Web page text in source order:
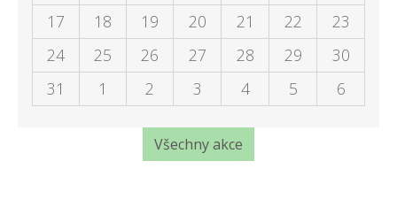
17
18 19 20 21 22
23
24
25 26 27 28 29
30
31
1 2 3 4 5 6
Všechny akce